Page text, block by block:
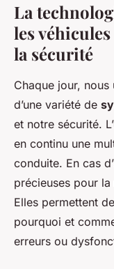
La
les
la sécurité
Chaque jour, nous
d’une variété de
et notre sécurité.
en continu une
conduite. En cas d’
précieuses pour la
Elles permettent
pourquoi et
erreurs ou